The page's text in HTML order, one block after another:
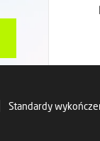
Standardy